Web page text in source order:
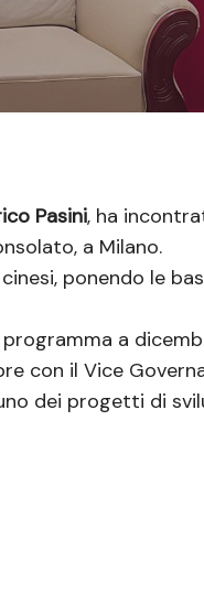
Pasini, ha
a Milano.
ponendo le
a
con il Vice
dei progetti di